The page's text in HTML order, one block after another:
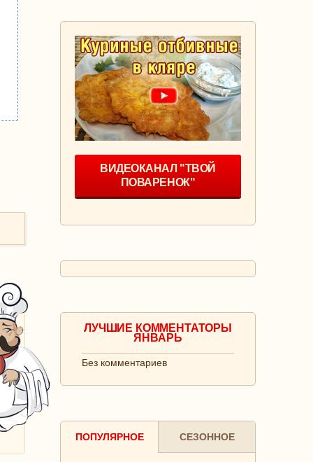
ВИДЕОКАНАЛ "ТВОЙ
ПОВАРЕНОК"
ЛУЧШИЕ КОММЕНТАТОРЫ
ЯНВАРЬ
Без комментариев
ПОПУЛЯРНОЕ СЕЗОННОЕ